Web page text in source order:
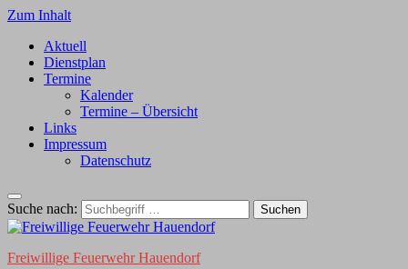
Zum Inhalt
Aktuell
Dienstplan
Termine
Kalender
Termine – Übersicht
Links
Impressum
Datenschutz
Suche nach:
Freiwillige Feuerwehr Hauendorf